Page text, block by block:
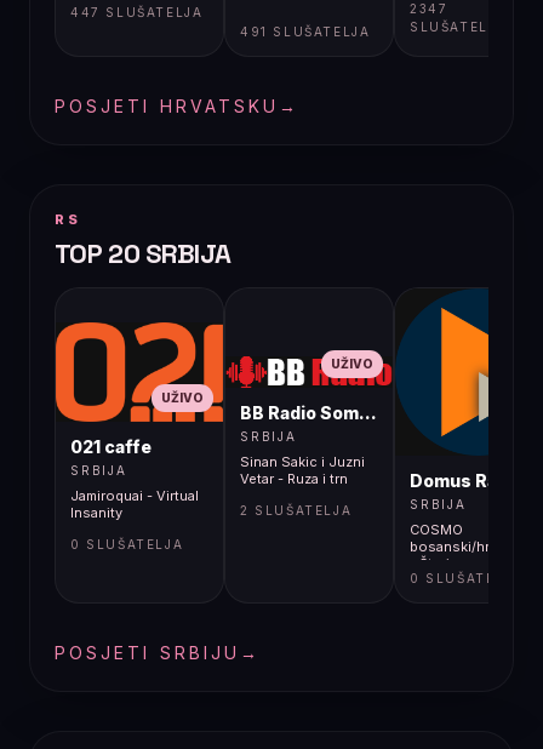
447 SLUŠATELJA
491 SLUŠATELJA
2347
SLUŠATELJA
POSJETI HRVATSKU →
RS
TOP 20 SRBIJA
UŽIVO
021 caffe
SRBIJA
Jamiroquai - Virtual
Insanity
0 SLUŠATELJA
UŽIVO
BB Radio Sombor
SRBIJA
Sinan Sakic i Juzni
Vetar - Ruza i trn
2 SLUŠATELJA
Domus Radio
SRBIJA
COSMO
bosanski/hrvatski/
- Što je novog od
ljeta 2026.?
0 SLUŠATELJA
POSJETI SRBIJU →